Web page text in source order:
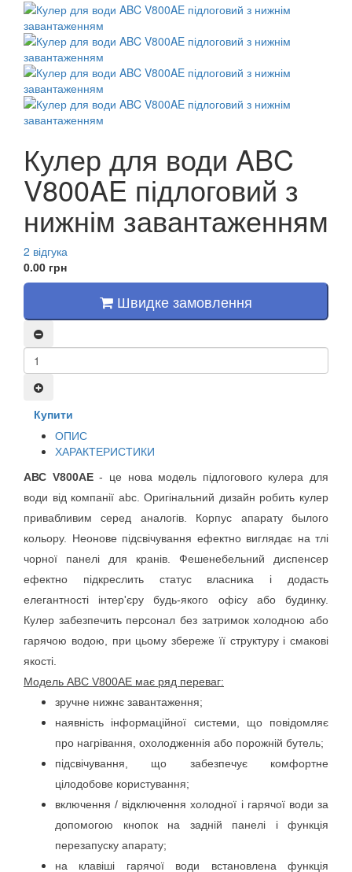
Кулер для води ABC
V800AE підлоговий з
нижнім завантаженням
2 відгука
0.00 грн
Швидке замовлення
Купити
ОПИС
ХАРАКТЕРИСТИКИ
АВС V800АE - це нова модель підлогового кулера для
води від компанії abc. Оригінальний дизайн робить кулер
привабливим серед аналогів. Корпус апарату былого
кольору. Неонове підсвічування ефектно виглядає на тлі
чорної панелі для кранів. Фешенебельний диспенсер
ефектно підкреслить статус власника і додасть
елегантності інтер'єру будь-якого офісу або будинку.
Кулер забезпечить персонал без затримок холодною або
гарячою водою, при цьому збереже її структуру і смакові
якості.
Модель АВС V800АE має ряд переваг:
зручне нижнє завантаження;
наявність інформаційної системи, що повідомляє
про нагрівання, охолодженнія або порожній бутель;
підсвічування, що забезпечує комфортне
цілодобове користування;
включення / відключення холодної і гарячої води за
допомогою кнопок на задній панелі і функція
перезапуску апарату;
на клавіші гарячої води встановлена ​​функція